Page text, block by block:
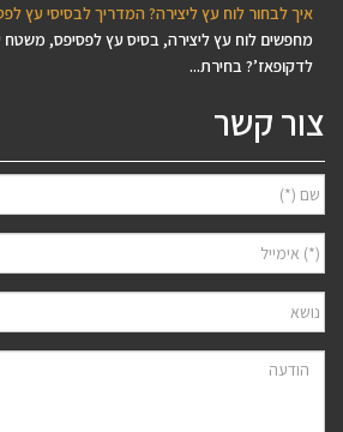
איך לבחור לוח עץ ליצירה? המדריך לבסיסי עץ
מחפשים לוח עץ ליצירה, בסיס עץ לפסיפס, משטח
לדקופאז’? בחירת...
צור קשר